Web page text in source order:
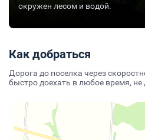
окружен лесом и водой.
Как добраться
Дорога до поселка через
быстро доехать в любое время,